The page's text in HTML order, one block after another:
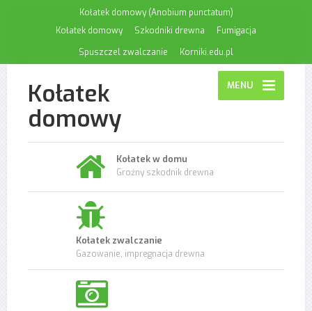
Kołatek domowy (Anobium punctatum)
Kołatek domowy
Szkodniki drewna
Fumigacja
Spuszczel zwalczanie
Korniki.edu.pl
Kołatek
domowy
MENU
Kołatek w domu
Groźny szkodnik drewna
Kołatek zwalczanie
Gazowanie, impregnacja drewna